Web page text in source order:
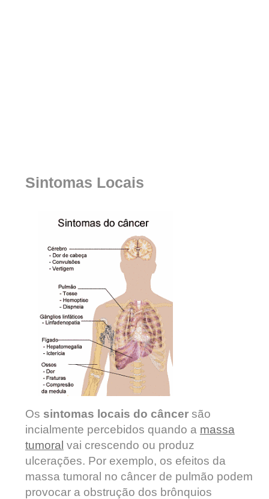
Sintomas Locais
Os sintomas locais do câncersão
incialmente percebidos quando a massa
tumoral vai crescendo ou produz
ulcerações. Por exemplo, os efeitos da
massa tumoral no câncer de pulmão podem
provocar a obstrução dos brônquios